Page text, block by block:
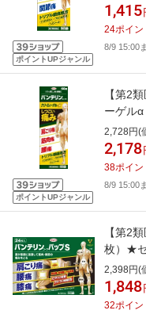
ポイントUPジャンル
1,415
24ポイン
8/9 15:00
ポイントUPジャンル
【第2
ーゲル
対象商
2,728円(
2,178
38ポイン
8/9 15:00
【第2
枚）★
KOWA
2,398円(
1,848
32ポイン